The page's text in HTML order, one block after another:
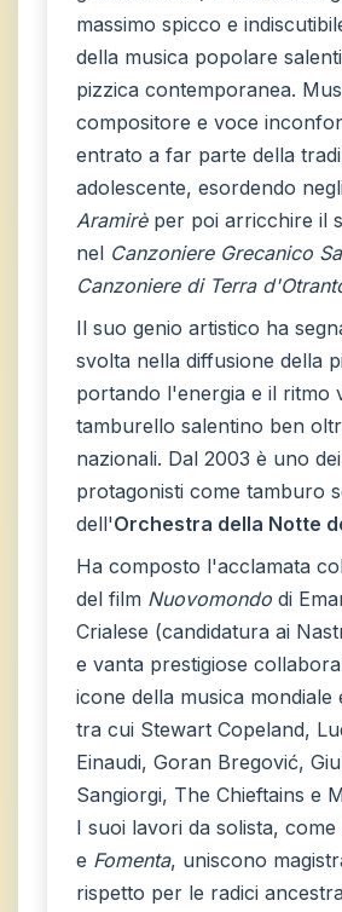
massimo spicco e
della musica popolare
pizzica contemporanea.
compositore e voce
entrato a far parte della
adolescente, esordendo
Aramirèper poi arricchire il
nel Canzoniere Grecanico
Canzoniere di Terra
Il suo genio artistico ha
svolta nella diffusione della
portando l'energia e il ritmo
tamburello salentino ben
nazionali. Dal 2003 è uno
protagonisti come tamburo
dell'Orchestra della Notte
Ha composto l'acclamata
del film Nuovomondo di
Crialese (candidatura ai
e vanta prestigiose
icone della musica mondiale
tra cui Stewart Copeland,
Einaudi, Goran Bregović,
Sangiorgi, The Chieftains e
I suoi lavori da solista, come
e Fomenta, uniscono
rispetto per le radici